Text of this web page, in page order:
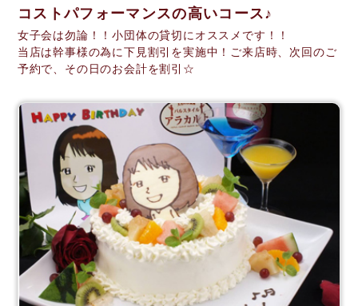
コストパフォーマンスの高いコース♪
女子会は勿論！！小団体の貸切にオススメです！！
当店は幹事様の為に下見割引を実施中！ご来店時、次回のご
予約で、その日のお会計を割引☆